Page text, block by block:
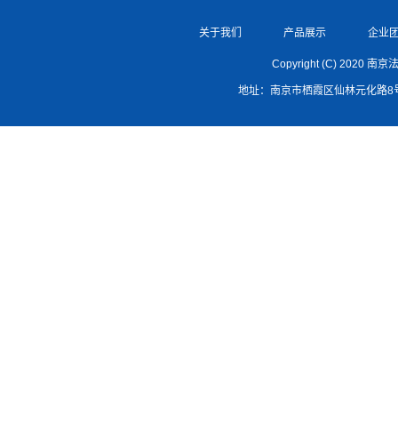
关于我们 产品展示 企业
Copyright (C) 2020 南京
地址：南京市栖霞区仙林元化路